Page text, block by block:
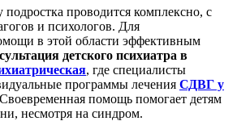
подростка проводится комплексно, с
и психологов. Для
в этой области эффективным
детского психиатра в
, где специалисты
программы лечения СДВГ у
помощь помогает детям
несмотря на синдром.